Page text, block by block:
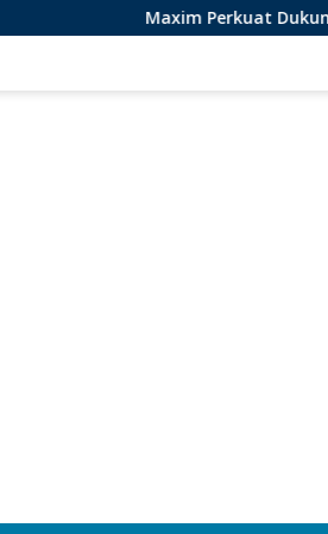
Maxim Perkuat Dukungan Bagi